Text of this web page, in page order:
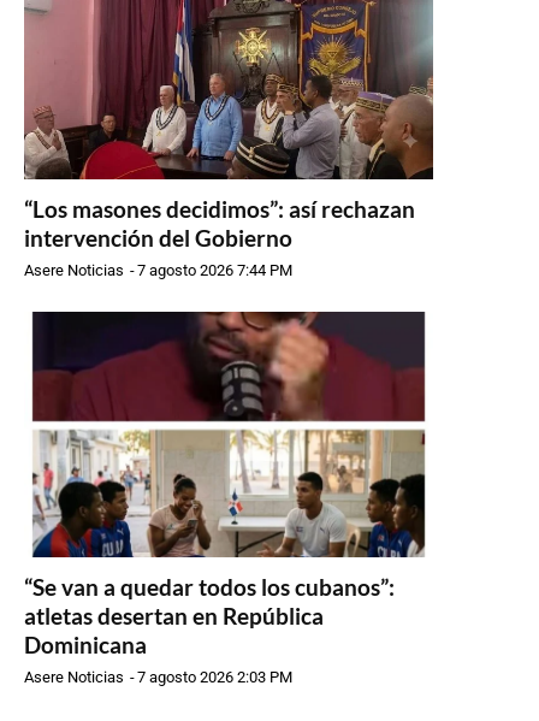
“Los masones decidimos”: así rechazan
intervención del Gobierno
Asere Noticias -7 agosto 2026 7:44 PM
“Se van a quedar todos los cubanos”:
atletas desertan en República
Dominicana
Asere Noticias -7 agosto 2026 2:03 PM